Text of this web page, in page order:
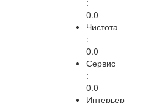
0.0
Чистота
:
0.0
Сервис
:
0.0
Интерьер